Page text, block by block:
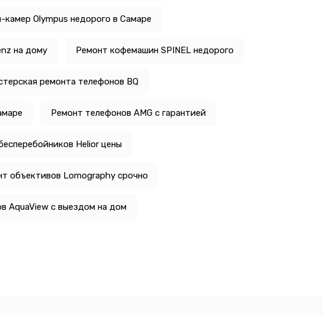
камер Olympus недорого в Самаре
на дому Ремонт кофемашин SPINEL недорого
ремонта телефонов BQ
Ремонт телефонов AMG с гарантией
Helior цены
объективов Lomography срочно
AquaView с выездом на дом